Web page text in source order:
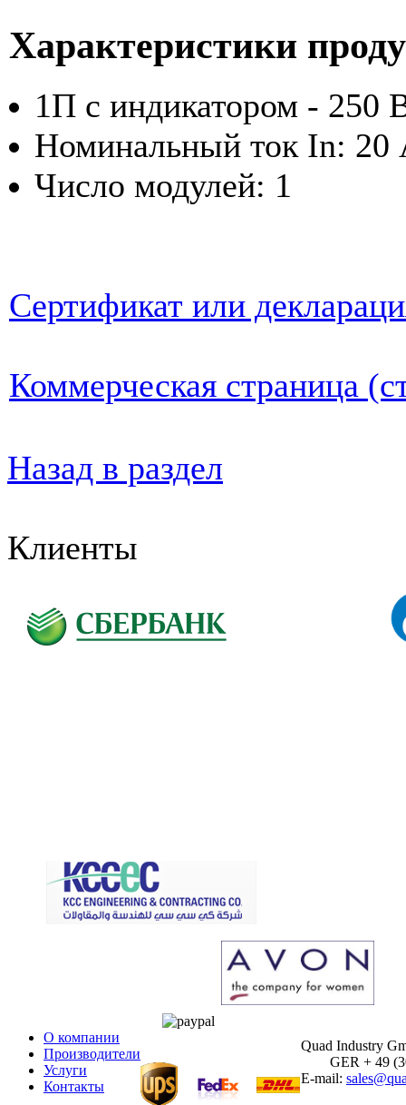
Характеристики
1П с индикатором - 250
Номинальный ток In: 20
Число модулей: 1
Сертификат или
Коммерческая страница
Назад в раздел
Клиенты
О компании
Производители
Услуги
Контакты
Quad Industry
GER + 49
E-mail: